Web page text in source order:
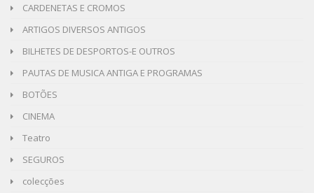
CARDENETAS E CROMOS
ARTIGOS DIVERSOS ANTIGOS
BILHETES DE DESPORTOS-E OUTROS
PAUTAS DE MUSICA ANTIGA E PROGRAMAS
BOTÕES
CINEMA
Teatro
SEGUROS
colecções